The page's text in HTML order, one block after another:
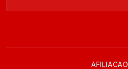
AFILIACAO